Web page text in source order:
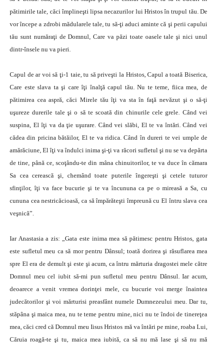
pătimirile tale, căci împlineşti lipsa necazurilor lui Hristos în trupul tău. De
vor începe a zdrobi mădularele tale, tu să-ţi aduci aminte că şi perii capului
tău sunt număraţi de Domnul, Care va păzi toate oasele tale şi nici unul
dintr-însele nu va pieri.
Capul de ar voi să ţi-1 taie, tu să priveşti la Hristos, Capul a toată Biserica,
Care este slava ta şi care îţi înalţă capul tău. Nu te teme, fiica mea, de
pătimirea cea aspră, căci Mirele tău îţi va sta în faţă nevăzut şi o să-ţi
uşureze durerile tale şi o să te scoată din chinurile cele grele. Când vei
suspina, El îţi va da ţie uşurare. Când vei slăbi, El te va întări. Când vei
cădea din pricina bătăilor, El te va ridica. Când în dureri te vei umple de
amărăciune, El îţi va îndulci inima şi-ţi va răcori sufletul şi nu se va depărta
de tine, până ce, scoţându-te din mâna chinuitorilor, te va duce în cămara
Sa cea cerească şi, chemând toate puterile îngereşti şi cetele tuturor
sfinţilor, îţi va face bucurie şi te va încununa ca pe o mireasă a Sa, cu
cununa cea nestricăcioasă, ca să împărăteşti împreună cu El întru slava cea
veşnică”.
Iar Anastasia a zis: „Gata este inima mea să pătimesc pentru Hristos, gata
este sufletul meu ca să mor pentru Dânsul; toată dorirea şi răsuflarea mea
spre El era de demult şi este şi acum, ca întru mărturia dragostei mele către
Domnul meu cel iubit să-mi pun sufletul meu pentru Dânsul. Iar acum,
deoarece a venit vremea dorinţei mele, cu bucurie voi merge înaintea
judecătorilor şi voi mărturisi preasfânt numele Dumnezeului meu. Dar tu,
stăpâna şi maica mea, nu te teme pentru mine, nici nu te îndoi de tinereţea
mea, căci cred că Domnul meu Iisus Hristos mă va întări pe mine, roaba Lui,
Căruia roagă-te şi tu, maica mea iubită, ca să nu mă lase şi să nu mă